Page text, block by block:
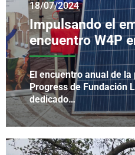
18/07/2024
Impulsando el
encuentro W4P
El encuentro anual de
Progress de Fundación
dedicado…